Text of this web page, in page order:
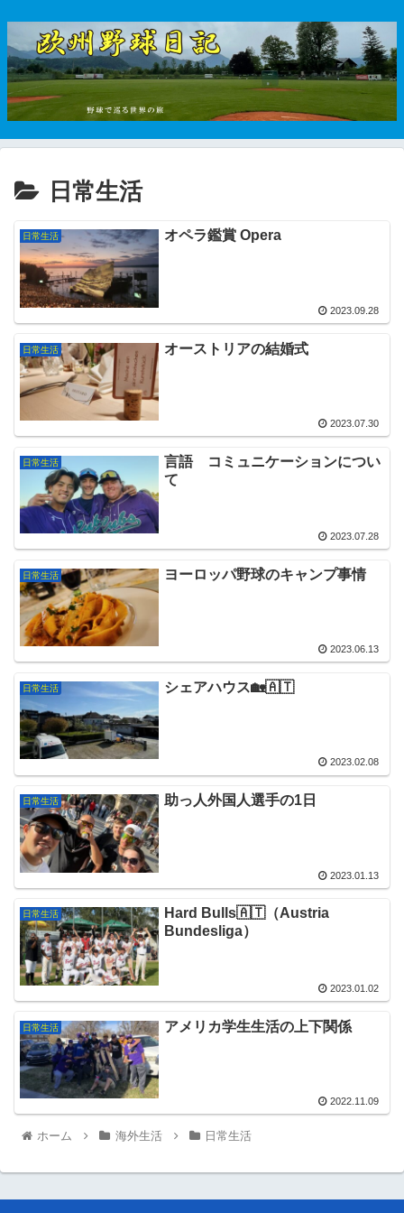
日常生活
日常生活 オペラ鑑賞 Opera
2023.09.28
日常生活 オーストリアの結婚式
2023.07.30
日常生活
言語 コミュニケーションについ
て
2023.07.28
日常生活 ヨーロッパ野球のキャンプ事情
2023.06.13
日常生活 シェアハウス🏡🇦🇹
2023.02.08
日常生活 助っ人外国人選手の1日
2023.01.13
日常生活
Hard Bulls🇦🇹（Austria
Bundesliga）
2023.01.02
日常生活 アメリカ学生生活の上下関係
2022.11.09
ホーム 海外生活 日常生活